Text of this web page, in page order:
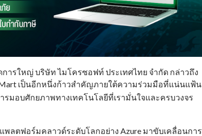
รใหญ่ บริษัท ไมโครซอฟท์ ประเทศไทย จำกัด กล่าวถึง
เป็นอีกหนึ่งก้าวสำคัญภายใต้ความร่วมมือที่แน่นแฟ้น
รมอบศักยภาพทางเทคโนโลยีที่เรามั่นใจและครบวงจร
พลตฟอร์มคลาวด์ระดับโลกอย่าง Azure มาขับเคลื่อนการ